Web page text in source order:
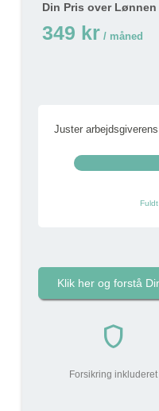
Din Pris over Lønnen
349 kr / måned
Juster
Pakkens pris pr
Din arbejdsgiver
med
Klik her og forstå
shield
Forsikring inkluderet